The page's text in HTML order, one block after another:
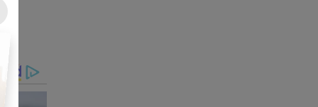
ex-